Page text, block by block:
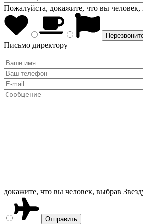
Пожалуйста, докажите, что вы человек,
Письмо директору
докажите, что вы человек, выбрав